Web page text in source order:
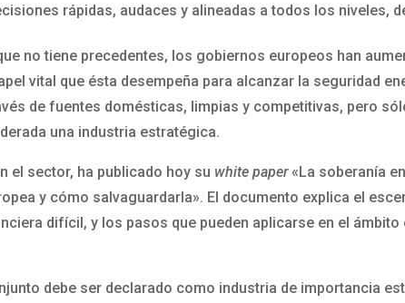
rápidas, audaces y alineadas a todos los niveles,
no tiene precedentes, los gobiernos europeos han
vital que ésta desempeña para alcanzar la seguridad
de fuentes domésticas, limpias y competitivas, pero
una industria estratégica.
el sector, ha publicado hoy su white paper«La soberanía
y cómo salvaguardarla». El documento explica el
difícil, y los pasos que pueden aplicarse en el
debe ser declarado como industria de importancia